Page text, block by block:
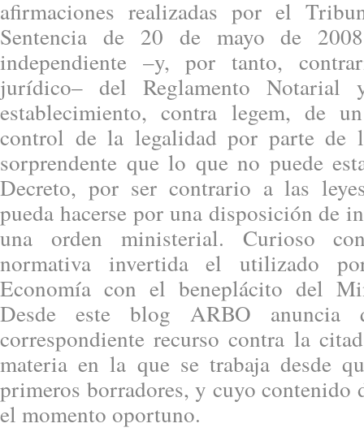
afirmaciones realizadas por el
Sentencia de 20 de mayo de
independiente –y, por tanto,
jurídico– del Reglamento Notarial
establecimiento, contra legem, de
control de la legalidad por parte de
sorprendente que lo que no puede
Decreto, por ser contrario a las
pueda hacerse por una disposición de
una orden ministerial. Curioso
normativa invertida el utilizado
Economía con el beneplácito del
Desde este blog ARBO anuncia
correspondiente recurso contra la
materia en la que se trabaja desde
primeros borradores, y cuyo contenido
el momento oportuno.